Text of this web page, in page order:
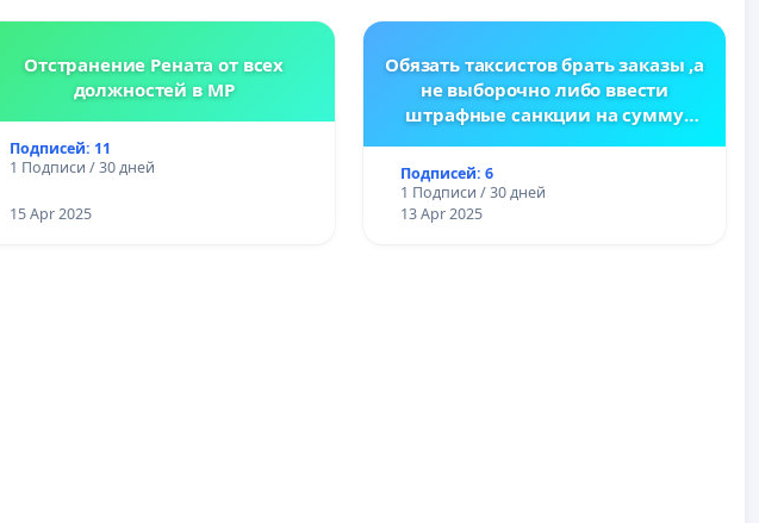
Отстранение Рената от всех
должностей в МР
Подписей: 11
1 Подписи / 30 дней
15 Apr 2025
Обязать таксистов брать заказы ,а
не выборочно либо ввести
штрафные санкции на сумму
Подписей: 6
1 Подписи / 30 дней
13 Apr 2025